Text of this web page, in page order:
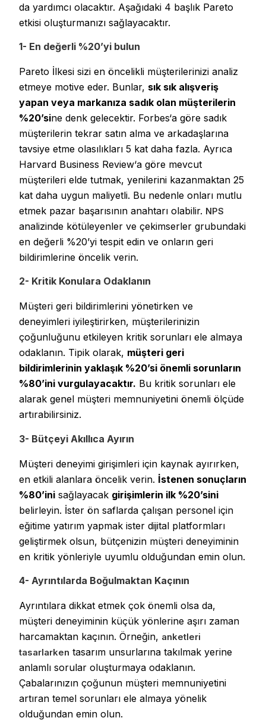
da yardımcı olacaktır. Aşağıdaki 4 başlık Pareto
etkisi oluşturmanızı sağlayacaktır.
1- En değerli %20’yi bulun
Pareto İlkesi sizi en öncelikli müşterilerinizi analiz
etmeye motive eder. Bunlar, sık sık alışveriş
yapan veya markanıza sadık olan müşterilerin
%20’sine denk gelecektir. Forbes‘a göre sadık
müşterilerin tekrar satın alma ve arkadaşlarına
tavsiye etme olasılıkları 5 kat daha fazla. Ayrıca
Harvard Business Review‘a göre mevcut
müşterileri elde tutmak, yenilerini kazanmaktan 25
kat daha uygun maliyetli. Bu nedenle onları mutlu
etmek pazar başarısının anahtarı olabilir. NPS
analizinde kötüleyenler ve çekimserler grubundaki
en değerli %20’yi tespit edin ve onların geri
bildirimlerine öncelik verin.
2- Kritik Konulara Odaklanın
Müşteri geri bildirimlerini yönetirken ve
deneyimleri iyileştirirken, müşterilerinizin
çoğunluğunu etkileyen kritik sorunları ele almaya
odaklanın. Tipik olarak, müşteri geri
bildirimlerinin yaklaşık %20’si önemli sorunların
%80’ini vurgulayacaktır. Bu kritik sorunları ele
alarak genel müşteri memnuniyetini önemli ölçüde
artırabilirsiniz.
3- Bütçeyi Akıllıca Ayırın
Müşteri deneyimi girişimleri için kaynak ayırırken,
en etkili alanlara öncelik verin. İstenen sonuçların
%80’ini sağlayacak girişimlerin ilk %20’sini
belirleyin. İster ön saflarda çalışan personel için
eğitime yatırım yapmak ister dijital platformları
geliştirmek olsun, bütçenizin müşteri deneyiminin
en kritik yönleriyle uyumlu olduğundan emin olun.
4- Ayrıntılarda Boğulmaktan Kaçının
Ayrıntılara dikkat etmek çok önemli olsa da,
müşteri deneyiminin küçük yönlerine aşırı zaman
harcamaktan kaçının. Örneğin, anketleri
tasarlarken tasarım unsurlarına takılmak yerine
anlamlı sorular oluşturmaya odaklanın.
Çabalarınızın çoğunun müşteri memnuniyetini
artıran temel sorunları ele almaya yönelik
olduğundan emin olun.